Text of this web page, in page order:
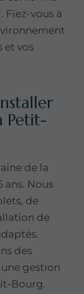
Fiez-vous à
et vos
Petit-
de la
ans. Nous
de
de
des
gestion
Bourg.